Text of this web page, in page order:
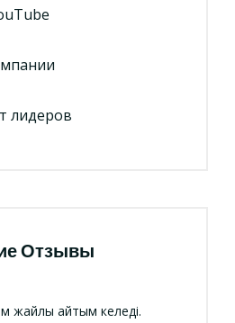
лидеров
Отзывы
жайлы айтқым келеді.